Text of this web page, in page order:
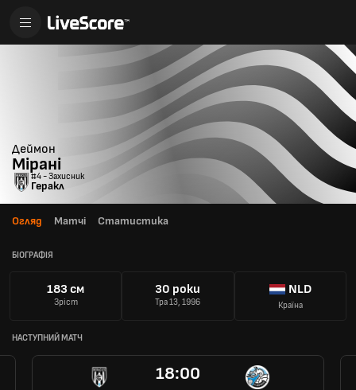
Деймон
Мірані
#4 - Захисник
Геракл
Огляд Матчі Статистика
БІОГРАФІЯ
183 см
Зріст
30 роки
Тра 13, 1996
NLD
Країна
НАСТУПНИЙ МАТЧ
18:00